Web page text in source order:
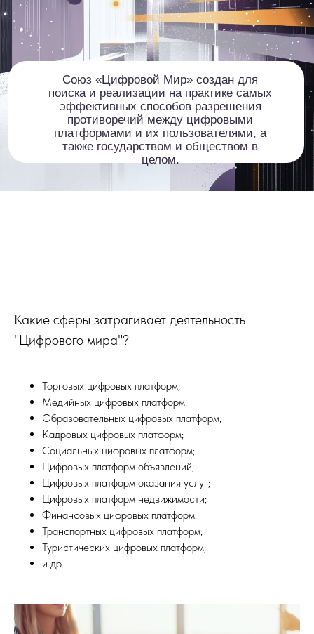
Какие сферы затрагивает деятельность
"Цифрового мира"?
Торговых цифровых платформ;
Медийных цифровых платформ;
Образовательных цифровых платформ;
Кадровых цифровых платформ;
Социальных цифровых платформ;
Цифровых платформ объявлений;
Цифровых платформ оказания услуг;
Цифровых платформ недвижимости;
Финансовых цифровых платформ;
Транспортных цифровых платформ;
Туристических цифровых платформ;
и др.